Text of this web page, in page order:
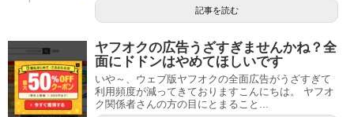
記事を読む
ヤフオクの広告うざすぎませんかね？全
面にドドンはやめてほしいです
いや～、ウェブ版ヤフオクの全面広告がうざすぎて
利用頻度が減ってきておりますこんにちは。 ヤフオ
ク関係者さんの方の目にとまること...